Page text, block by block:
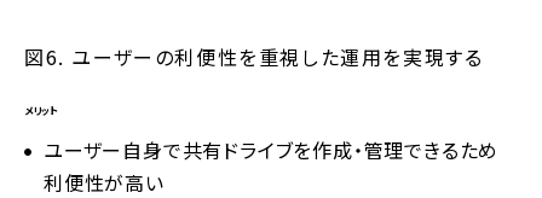
図6. ユーザーの利便性を重視した運用を実現する
メリット
ユーザー自身で共有ドライブを作成・管理できるため
利便性が高い